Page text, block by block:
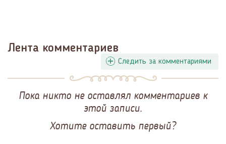
Лента комментариев
Следить за комментариями
Пока никто не оставлял комментариев к
этой записи.
Хотите оставить первый?